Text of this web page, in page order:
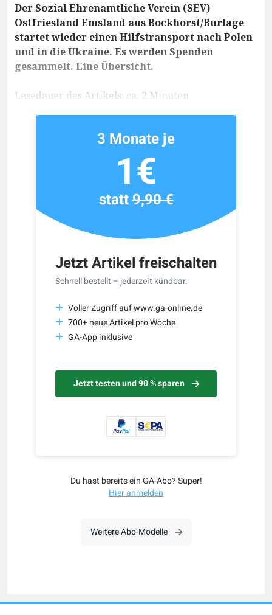
Der Sozial Ehrenamtliche Verein (SEV)
Ostfriesland Emsland aus Bockhorst/Burlage
startet wieder einen Hilfstransport nach Polen
und in die Ukraine. Es werden Spenden
gesammelt. Eine Übersicht.
Lesedauer des Artikels: ca. 2 Minuten
Jetzt Artikel freischalten
Schnell bestellt – jederzeit kündbar.
Voller Zugriff auf www.ga-online.de
700+ neue Artikel pro Woche
GA-App inklusive
Jetzt testen und 90 % sparen
3 Monate je
1€
statt9,90 €
Du hast bereits ein GA-Abo? Super!
Hier anmelden
Weitere Abo-Modelle